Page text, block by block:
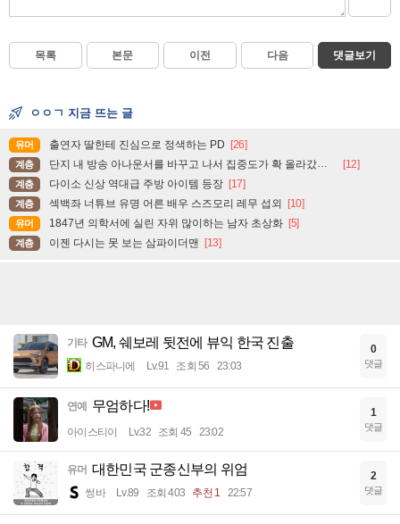
목록 본문 이전 다음 댓글보기
ㅇㅇㄱ 지금 뜨는 글
유머 출연자 딸한테 진심으로 정색하는 PD [26]
계층 단지 내 방송 아나운서를 바꾸고 나서 집중도가 확 올라갔다는 한 아파트의 안내방송 [12]
계층 다이소 신상 역대급 주방 아이템 등장 [17]
계층 섹백좌 너튜브 유명 어른 배우 스즈모리 레무 섭외 [10]
유머 1847년 의학서에 실린 자위 많이하는 남자 초상화 [5]
계층 이젠 다시는 못 보는 삼파이더맨 [13]
기타 GM, 쉐보레 뒷전에 뷰익 한국 진출
히스파니에 Lv.91 조회 56 23:03
0
댓글
연예 무엄하다!
아이스티이 Lv.32 조회 45 23:02
1
댓글
유머 대한민국 군종신부의 위엄
썽바 Lv.89 조회 403 추천 1 22:57
2
댓글